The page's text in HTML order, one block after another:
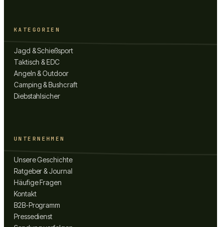
KATEGORIEN
Jagd & Schießsport
Taktisch & EDC
Angeln & Outdoor
Camping & Bushcraft
Diebstahlsicher
UNTERNEHMEN
Unsere Geschichte
Ratgeber & Journal
Häufige Fragen
Kontakt
B2B-Programm
Pressedienst